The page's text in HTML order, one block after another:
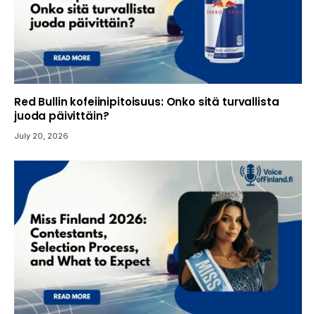
Red Bullin kofeiinipitoisuus: Onko sitä turvallista
juoda päivittäin?
July 20, 2026